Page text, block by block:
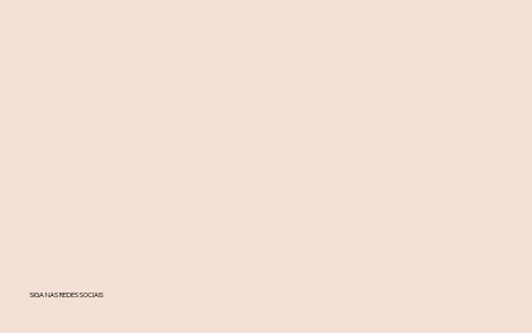
SIGA NAS REDES SOCIAIS